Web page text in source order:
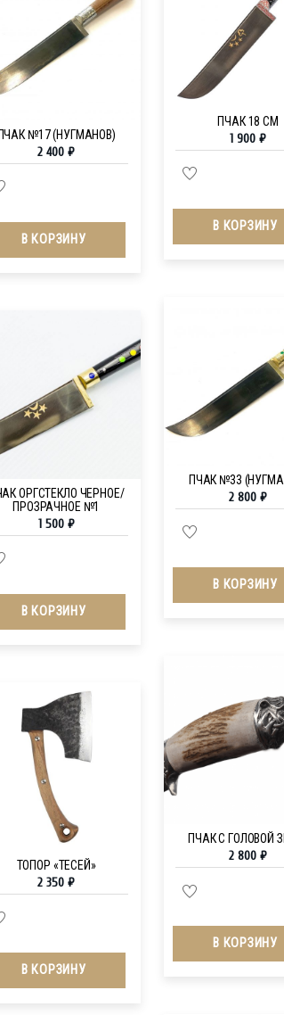
ПЧАК 18 СМ
1 900₽
В КОРЗИНУ
№17 (НУГМАНОВ)
2 400₽
В КОРЗИНУ
ПЧАК №33
2 800₽
В КОРЗИНУ
ОРГСТЕКЛО ЧЕРНОЕ/
ПРОЗРАЧНОЕ №1
1 500 ₽
В КОРЗИНУ
ПЧАК С ГОЛОВОЙ
2 800₽
В КОРЗИНУ
ТОПОР «ТЕСЕЙ»
2 350₽
В КОРЗИНУ